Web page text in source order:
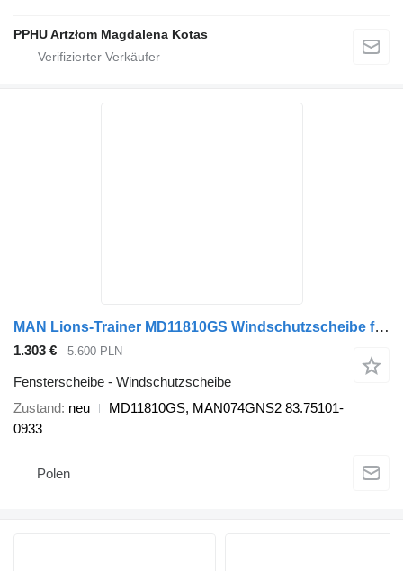
PPHU Artzłom Magdalena Kotas
MAN Lions-Trainer MD11810GS Windschutzscheibe für MAN Lions Coach Bus
1.303 € 5.600 PLN
Fensterscheibe - Windschutzscheibe
Zustand neu
MD11810GS, MAN074GNS2 83.75101-
0933
Polen